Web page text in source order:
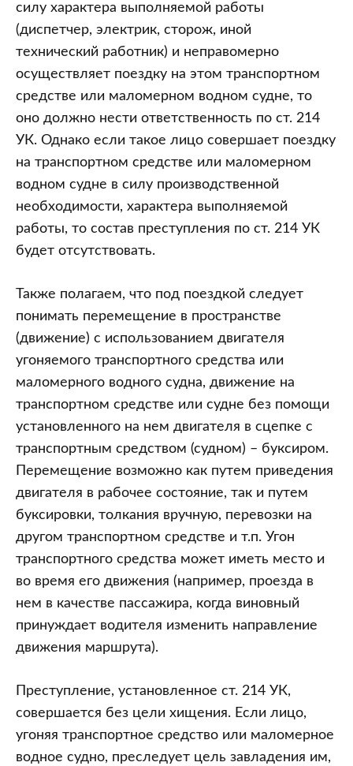
силу характера выполняемой работы
(диспетчер, электрик, сторож, иной
технический работник) и неправомерно
осуществляет поездку на этом транспортном
средстве или маломерном водном судне, то
оно должно нести ответственность по ст. 214
УК. Однако если такое лицо совершает поездку
на транспортном средстве или маломерном
водном судне в силу производственной
необходимости, характера выполняемой
работы, то состав преступления по ст. 214 УК
будет отсутствовать.
Также полагаем, что под поездкой следует
понимать перемещение в пространстве
(движение) с использованием двигателя
угоняемого транспортного средства или
маломерного водного судна, движение на
транспортном средстве или судне без помощи
установленного на нем двигателя в сцепке с
транспортным средством (судном) – буксиром.
Перемещение возможно как путем приведения
двигателя в рабочее состояние, так и путем
буксировки, толкания вручную, перевозки на
другом транспортном средстве и т.п. Угон
транспортного средства может иметь место и
во время его движения (например, проезда в
нем в качестве пассажира, когда виновный
принуждает водителя изменить направление
движения маршрута).
Преступление, установленное ст. 214 УК,
совершается без цели хищения. Если лицо,
угоняя транспортное средство или маломерное
водное судно, преследует цель завладения им,